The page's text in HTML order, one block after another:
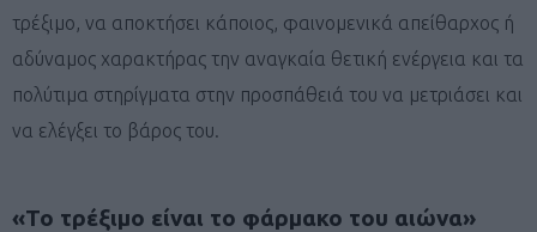
τρέξιμο, να αποκτήσει κάποιος, φαινομενικά απείθαρχος ή
αδύναμος χαρακτήρας την αναγκαία θετική ενέργεια και τα
πολύτιμα στηρίγματα στην προσπάθειά του να μετριάσει και
να ελέγξει το βάρος του.
«Το τρέξιμο είναι το φάρμακο του αιώνα»